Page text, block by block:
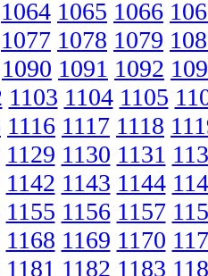
1064 1065 1066
1077 1078 1079
1090 1091 1092
1103 1104 1105
1116 1117 1118
1129 1130 1131
1142 1143 1144
1155 1156 1157
1168 1169 1170
1181 1182 1183